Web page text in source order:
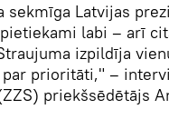
Latvijas
labi – arī
izpildīja
prioritāti," –
priekšsēdētājs